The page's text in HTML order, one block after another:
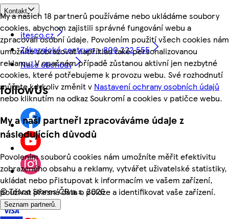
My a našich 18 partnerů používáme nebo ukládáme soubory
cookies, abychom zajistili správné fungování webu a
zpracovali osobní údaje. Povolením použití všech cookies nám
umožníte zobrazovat například také personalizovanou
reklamu. V opačném případě zůstanou aktivní jen nezbytné
cookies, které potřebujeme k provozu webu. Své rozhodnutí
můžete kdykoliv změnit v Nastavení ochrany osobních údajů
nebo kliknutím na odkaz Soukromí a cookies v patičce webu.
My a naši partneři zpracováváme údaje z
následujících důvodů
Povolením souborů cookies nám umožníte měřit efektivitu
zobrazeného obsahu a reklamy, vytvářet uživatelské statistiky,
ukládat nebo přistupovat k informacím ve vašem zařízení,
používat přesná data o poloze a identifikovat vaše zařízení.
Seznam partnerů.
Kontakt
itesco.cz
Zákaznické centrum - 800 222 555
Naše obchody
followUs
©Tesco Stores ČR a.s. 2026